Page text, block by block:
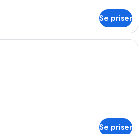
Se priser
Ett sovrum med en säng, ett
Se priser